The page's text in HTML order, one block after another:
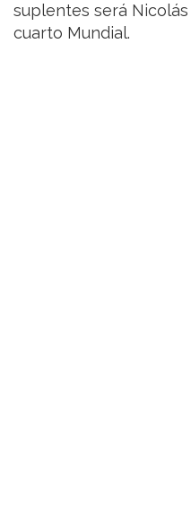
suplentes será
cuarto Mundial.